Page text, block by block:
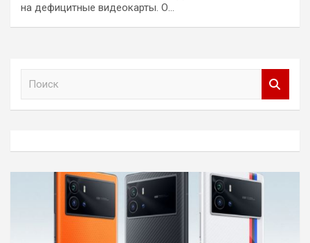
на дефицитные видеокарты. О…